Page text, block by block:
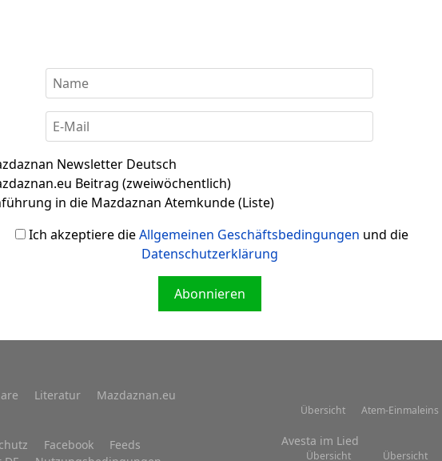
Newsletter Deutsch
Beitrag (zweiwöchentlich)
in die Mazdaznan Atemkunde (Liste)
Ich akzeptiere dieAllgemeinen Geschäftsbedingungen und die
Datenschutzerklärung
Abonnieren
Zitat 002
Literatur Mazdaznan.eu
Facebook
Feeds
Übersicht Atem-Einmaleins
Avesta im Lied
Übersicht Übersicht